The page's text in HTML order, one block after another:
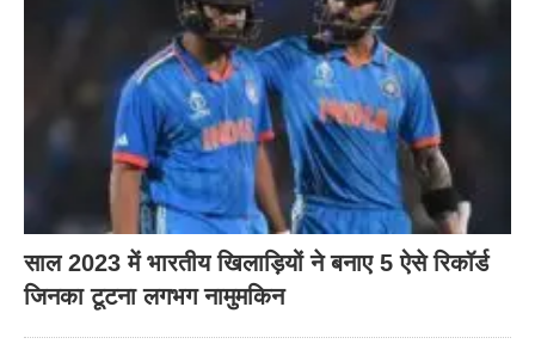
साल 2023 में भारतीय खिलाड़ियों ने बनाए 5 ऐसे रिकॉर्ड
जिनका टूटना लगभग नामुमकिन